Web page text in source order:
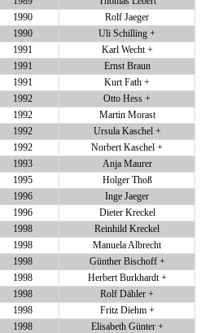
1990
Rolf Jaeger
1990
Uli Schilling +
1991
Karl Wecht +
1991
Ernst Braun
1991
Kurt Fath +
1992
Otto Hess +
1992
Martin Morast
1992
Ursula Kaschel +
1992
Norbert Kaschel +
1993
Anja Maurer
1995
Holger Thoß
1996
Inge Jaeger
1996
Dieter Kreckel
1998
Reinhild Kreckel
1998
Manuela Albrecht
1998
Günther Bischoff +
1998
Herbert Burkhardt +
1998
Rolf Dähler +
1998
Fritz Diehm +
1998
Elisabeth Günter +